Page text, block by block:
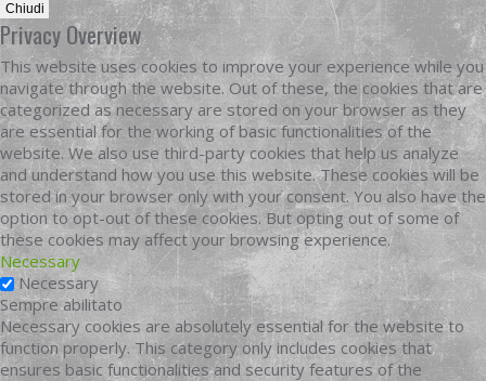
Chiudi
Privacy Overview
This website uses cookies to improve your experience while you
navigate through the website. Out of these, the cookies that are
categorized as necessary are stored on your browser as they
are essential for the working of basic functionalities of the
website. We also use third-party cookies that help us analyze
and understand how you use this website. These cookies will be
stored in your browser only with your consent. You also have the
option to opt-out of these cookies. But opting out of some of
these cookies may affect your browsing experience.
Necessary
Necessary
Sempre abilitato
Necessary cookies are absolutely essential for the website to
function properly. This category only includes cookies that
ensures basic functionalities and security features of the